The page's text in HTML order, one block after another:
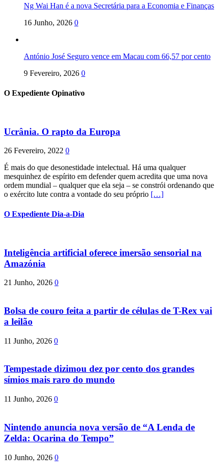
Ng Wai Han é a nova Secretária para a Economia e Finanças
16 Junho, 2026 0
António José Seguro vence em Macau com 66,57 por cento
9 Fevereiro, 2026 0
O Expediente Opinativo
Ucrânia. O rapto da Europa
26 Fevereiro, 2022 0
É mais do que desonestidade intelectual. Há uma qualquer
mesquinhez de espírito em defender quem acredita que uma nova
ordem mundial – qualquer que ela seja – se constrói ordenando que
o exército lute contra a vontade do seu próprio […]
O Expediente Dia-a-Dia
Inteligência artificial oferece imersão sensorial na
Amazónia
21 Junho, 2026 0
Bolsa de couro feita a partir de células de T-Rex vai
a leilão
11 Junho, 2026 0
Tempestade dizimou dez por cento dos grandes
símios mais raro do mundo
11 Junho, 2026 0
Nintendo anuncia nova versão de “A Lenda de
Zelda: Ocarina do Tempo”
10 Junho, 2026 0